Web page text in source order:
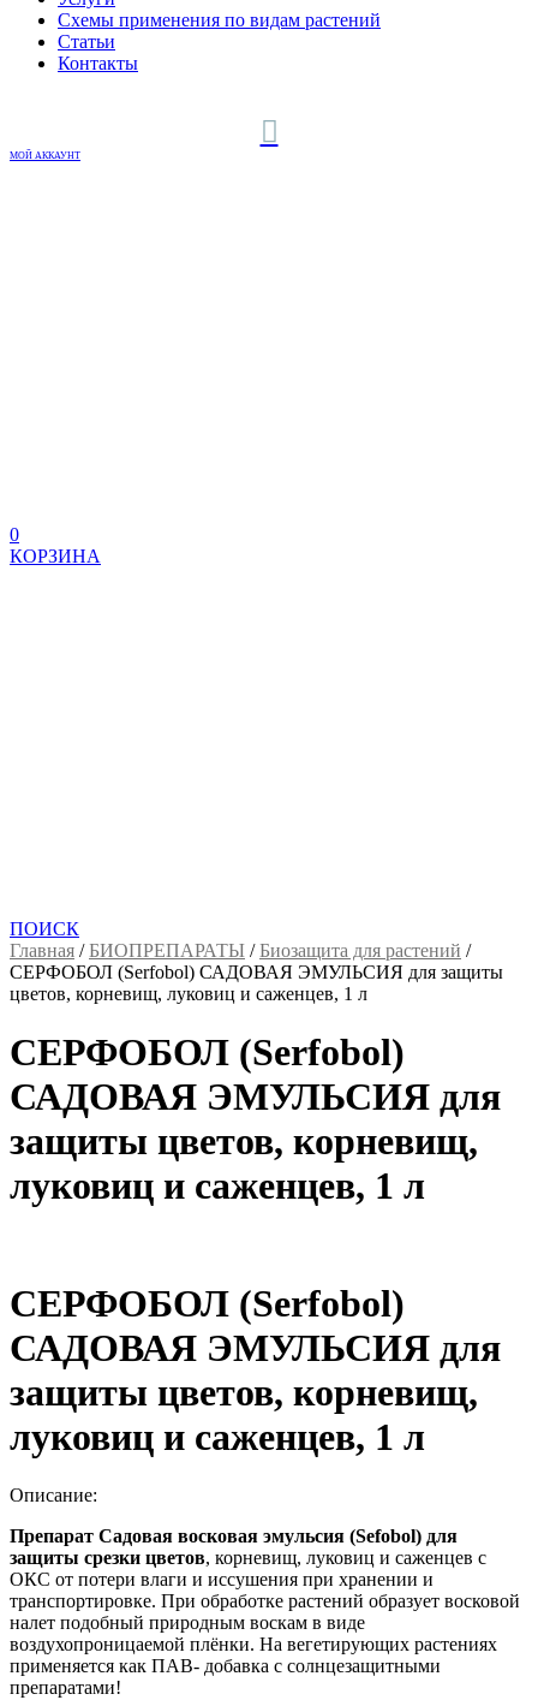
Схемы применения по видам растений
Статьи
Контакты
МОЙ АККАУНТ
0
КОРЗИНА
ПОИСК
Главная /БИОПРЕПАРАТЫ /Биозащита для растений /
СЕРФОБОЛ (Serfobol) САДОВАЯ ЭМУЛЬСИЯ для защиты
цветов, корневищ, луковиц и саженцев, 1 л
СЕРФОБОЛ (Serfobol)
САДОВАЯ ЭМУЛЬСИЯ для
защиты цветов, корневищ,
луковиц и саженцев, 1 л
СЕРФОБОЛ (Serfobol)
САДОВАЯ ЭМУЛЬСИЯ для
защиты цветов, корневищ,
луковиц и саженцев, 1 л
Описание:
Препарат Садовая восковая эмульсия (Sefobol) для
защиты срезки цветов, корневищ, луковиц и саженцев с
ОКС от потери влаги и иссушения при хранении и
транспортировке. При обработке растений образует восковой
налет подобный природным воскам в виде
воздухопроницаемой плёнки. На вегетирующих растениях
применяется как ПАВ- добавка с солнцезащитными
препаратами!